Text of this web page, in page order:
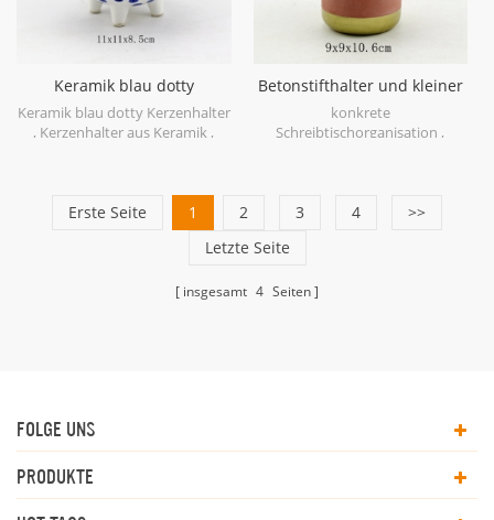
Keramik blau dotty
Kerzenhalter
Keramik blau dotty Kerzenhalter
, Kerzenhalter aus Keramik ,
kleiner Kerzenhalter
Betonstifthalter und kleiner
Pflanzer
konkrete
Schreibtischorganisation ,
Bleistifthalter , Zement und
geometrischer Stifthalter
Erste Seite 1 2 3 4
>>
Letzte Seite
insgesamt 4 Seiten
FOLGE UNS
PRODUKTE